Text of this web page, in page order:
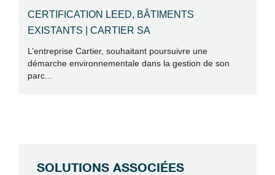
CERTIFICATION LEED, BÂTIMENTS
EXISTANTS | CARTIER SA
L’entreprise Cartier, souhaitant poursuivre une
démarche environnementale dans la gestion de son
parc...
SOLUTIONS ASSOCIÉES